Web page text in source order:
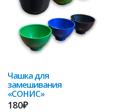
Чашка для
замешивания
«СОНИС»
180₽